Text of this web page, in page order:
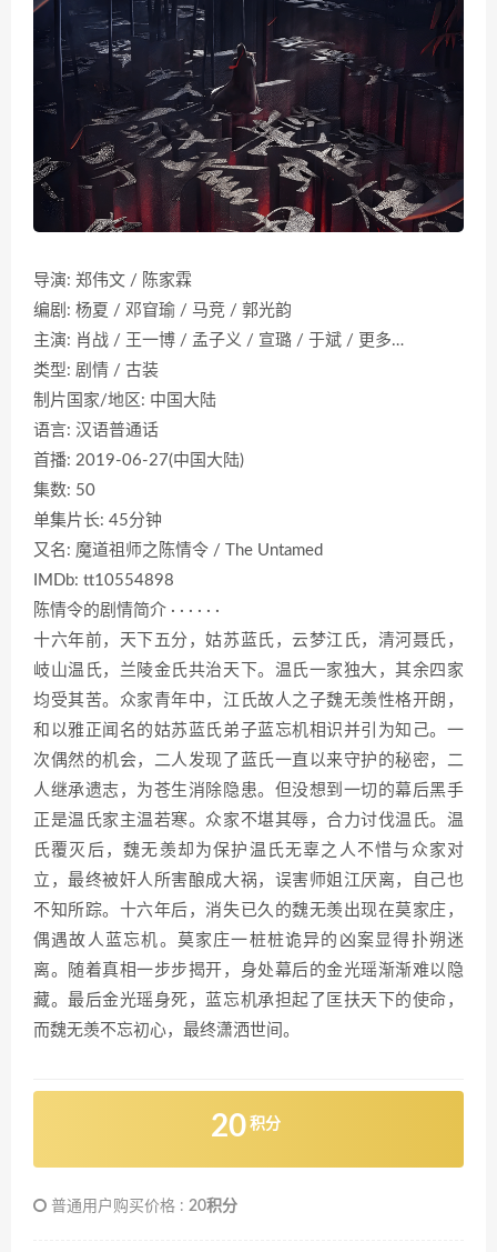
导演: 郑伟文 / 陈家霖
编剧: 杨夏 / 邓窅瑜 / 马竞 / 郭光韵
主演: 肖战 / 王一博 / 孟子义 / 宣璐 / 于斌 / 更多…
类型: 剧情 / 古装
制片国家/地区: 中国大陆
语言: 汉语普通话
首播: 2019-06-27(中国大陆)
集数: 50
单集片长: 45分钟
又名: 魔道祖师之陈情令 / The Untamed
IMDb: tt10554898
陈情令的剧情简介 · · · · · ·
十六年前，天下五分，姑苏蓝氏，云梦江氏，清河聂氏，
岐山温氏，兰陵金氏共治天下。温氏一家独大，其余四家
均受其苦。众家青年中，江氏故人之子魏无羡性格开朗，
和以雅正闻名的姑苏蓝氏弟子蓝忘机相识并引为知己。一
次偶然的机会，二人发现了蓝氏一直以来守护的秘密，二
人继承遗志，为苍生消除隐患。但没想到一切的幕后黑手
正是温氏家主温若寒。众家不堪其辱，合力讨伐温氏。温
氏覆灭后，魏无羡却为保护温氏无辜之人不惜与众家对
立，最终被奸人所害酿成大祸，误害师姐江厌离，自己也
不知所踪。十六年后，消失已久的魏无羡出现在莫家庄，
偶遇故人蓝忘机。莫家庄一桩桩诡异的凶案显得扑朔迷
离。随着真相一步步揭开，身处幕后的金光瑶渐渐难以隐
藏。最后金光瑶身死，蓝忘机承担起了匡扶天下的使命，
而魏无羡不忘初心，最终潇洒世间。
20 积分
普通用户购买价格 : 20积分